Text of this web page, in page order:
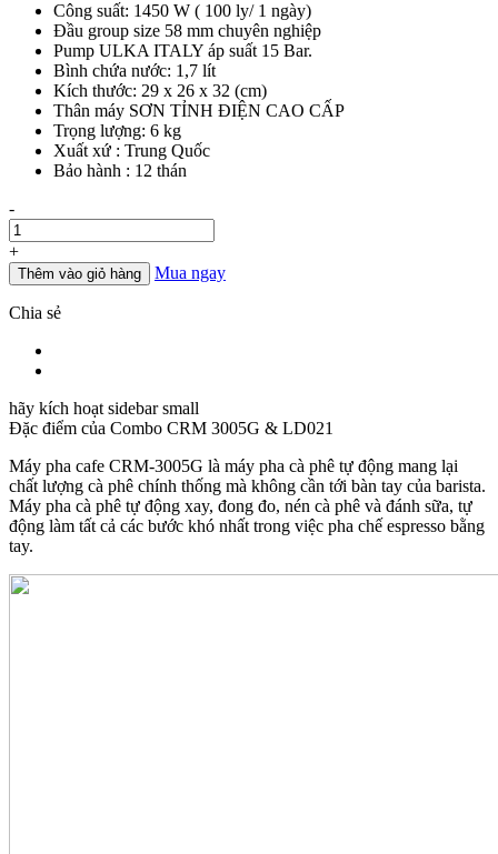
là:
11.500.000đ.
tại
là:
11.000.000đ.
Công suất: 1450 W ( 100 ly/ 1 ngày)
Đầu group size 58 mm chuyên nghiệp
Pump ULKA ITALY áp suất 15 Bar.
Bình chứa nước: 1,7 lít
Kích thước: 29 x 26 x 32 (cm)
Thân máy SƠN TỈNH ĐIỆN CAO CẤP
Trọng lượng: 6 kg
Xuất xứ : Trung Quốc
Bảo hành : 12 thán
Số
lượng
-
+
Thêm vào giỏ hàng Mua ngay
Chia sẻ
hãy kích hoạt sidebar small
Đặc điểm của Combo CRM 3005G & LD021
Máy pha cafe CRM-3005G là máy pha cà phê tự động mang lại
chất lượng cà phê chính thống mà không cần tới bàn tay của barista.
Máy pha cà phê tự động xay, đong đo, nén cà phê và đánh sữa, tự
động làm tất cả các bước khó nhất trong việc pha chế espresso bằng
tay.